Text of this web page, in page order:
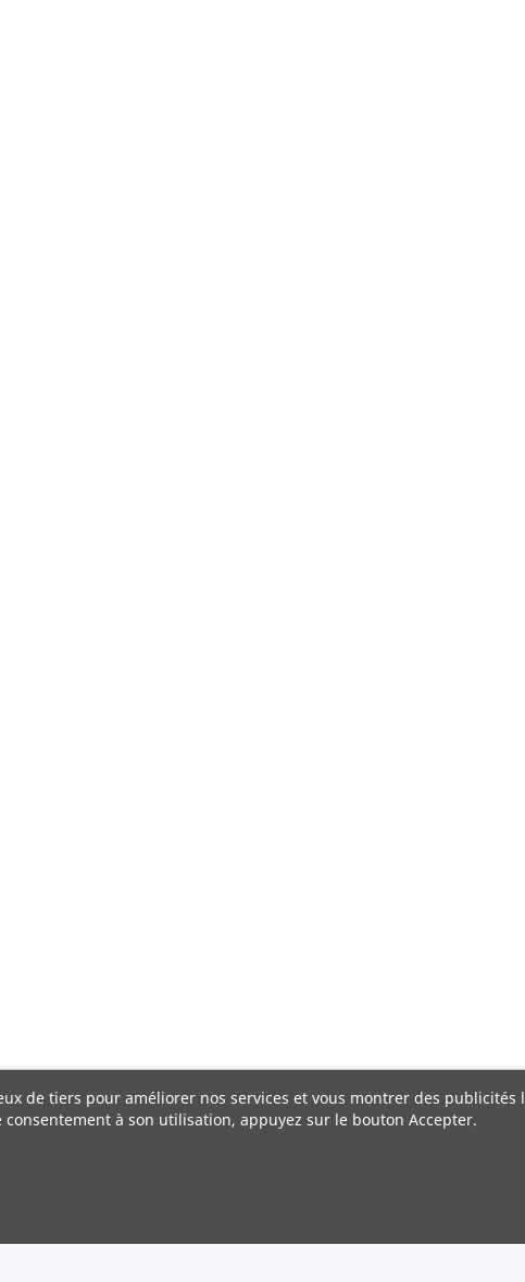
de tiers pour améliorer nos services et vous montrer des publicités
à son utilisation, appuyez sur le bouton Accepter.